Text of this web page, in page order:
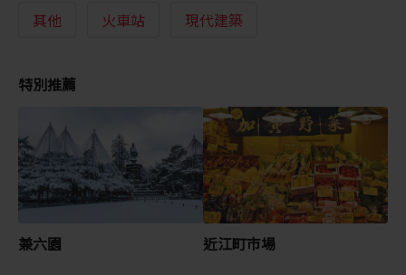
其他 火車站 現代建築
特別推薦
兼六園 近江町市場